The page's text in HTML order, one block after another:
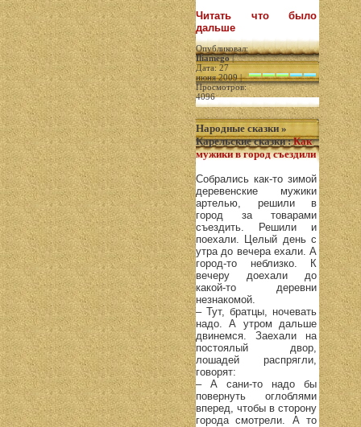
Читать что было
дальше
Опубликовал:
Iliamego|
Дата: 27
июня 2009 |
Просмотров:
4096
Народные сказки »
Карельские сказки:Как
мужики в город съездили
Собрались как-то зимой
деревенские мужики
артелью, решили в
город за товарами
съездить. Решили и
поехали. Целый день с
утра до вечера ехали. А
город-то неблизко. К
вечеру доехали до
какой-то деревни
незнакомой.
– Тут, братцы, ночевать
надо. А утром дальше
двинемся. Заехали на
постоялый двор,
лошадей распрягли,
говорят:
– А сани-то надо бы
повернуть оглоблями
вперед, чтобы в сторону
города смотрели. А то